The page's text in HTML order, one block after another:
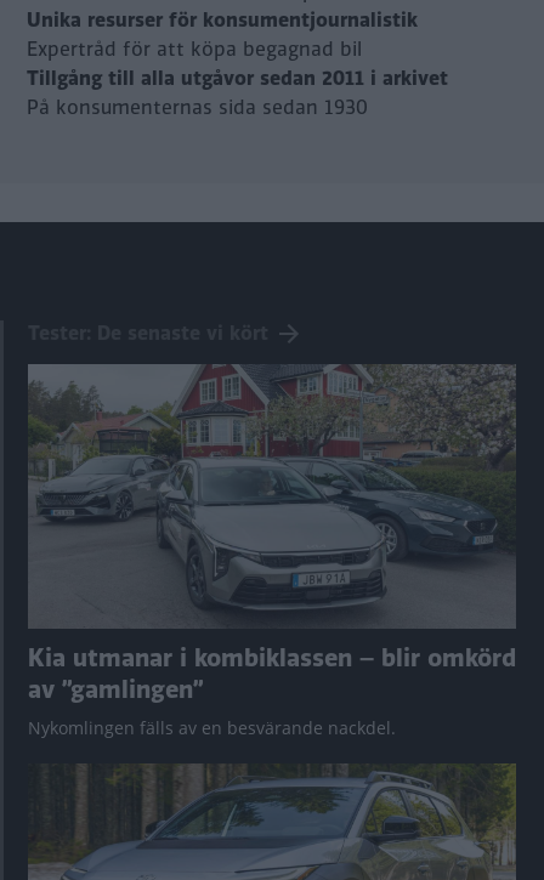
Unika resurser för konsumentjournalistik
Expertråd för att köpa begagnad bil
Tillgång till alla utgåvor sedan 2011 i arkivet
På konsumenternas sida sedan 1930
Kia utmanar i kombiklassen – blir omkörd
av ”gamlingen”
Nykomlingen fälls av en besvärande nackdel.